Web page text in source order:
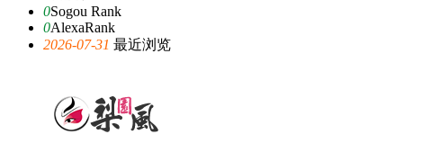
0Sogou Rank
0AlexaRank
2026-07-31 最近浏览